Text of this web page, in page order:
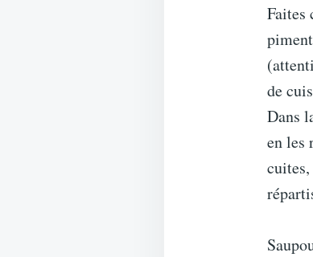
Faites
de
Dans
en les